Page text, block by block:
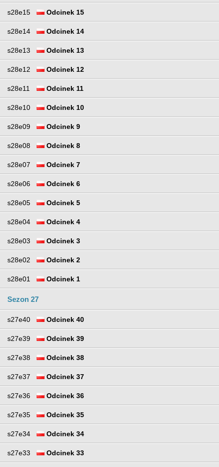
s28e15 Odcinek 15
s28e14 Odcinek 14
s28e13 Odcinek 13
s28e12 Odcinek 12
s28e11 Odcinek 11
s28e10 Odcinek 10
s28e09 Odcinek 9
s28e08 Odcinek 8
s28e07 Odcinek 7
s28e06 Odcinek 6
s28e05 Odcinek 5
s28e04 Odcinek 4
s28e03 Odcinek 3
s28e02 Odcinek 2
s28e01 Odcinek 1
Sezon 27
s27e40 Odcinek 40
s27e39 Odcinek 39
s27e38 Odcinek 38
s27e37 Odcinek 37
s27e36 Odcinek 36
s27e35 Odcinek 35
s27e34 Odcinek 34
s27e33 Odcinek 33